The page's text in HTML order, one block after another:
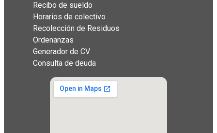
Recibo de sueldo
Horarios de colectivo
Recolección de Residuos
Ordenanzas
Generador de CV
Consulta de deuda